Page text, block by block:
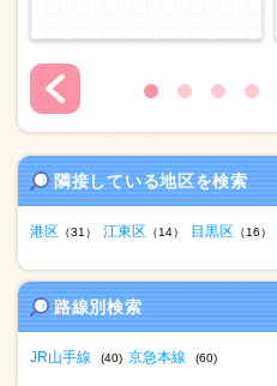
隣接している地区を検索
港区 （31） 江東区 （14） 目黒区 （16）
路線別検索
JR山手線 (40) 京急本線 (60)